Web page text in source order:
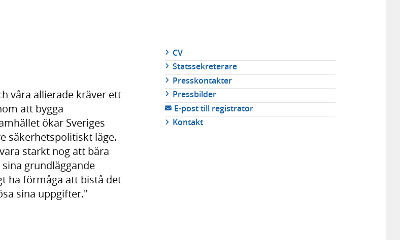
våra allierade kräver ett
att bygga
ökar Sveriges
säkerhetspolitiskt läge.
starkt nog att bära
grundläggande
ha förmåga att bistå det
sina uppgifter."
Relaterad
navigering
CV
Statssekreterare
Presskontakter
Pressbilder
E-post till registrator
Kontakt